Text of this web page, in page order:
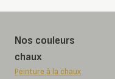
Nos couleurs
chaux
Peinture à la chaux